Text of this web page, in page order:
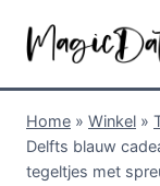
Home » Winkel »
Delfts blauw
tegeltjes met